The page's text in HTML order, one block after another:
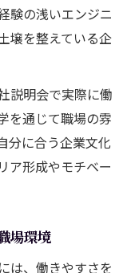
験の浅いエンジニ
壌を整えている企
説明会で実際に働
を通じて職場の雰
分に合う企業文化
ア形成やモチベー
場環境
は、働きやすさを